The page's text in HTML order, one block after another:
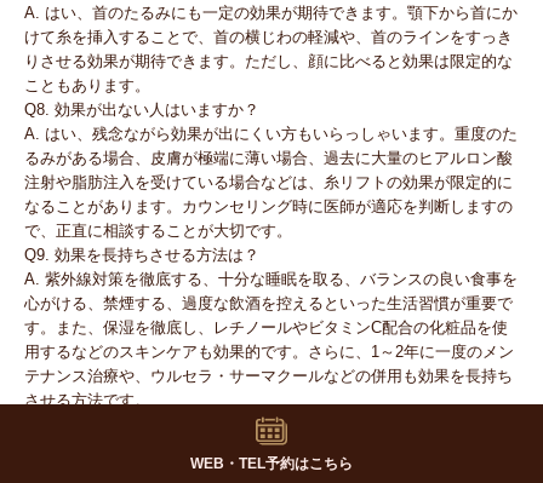
A. はい、首のたるみにも一定の効果が期待できます。顎下から首にか
けて糸を挿入することで、首の横じわの軽減や、首のラインをすっき
りさせる効果が期待できます。ただし、顔に比べると効果は限定的な
こともあります。
Q8. 効果が出ない人はいますか？
A. はい、残念ながら効果が出にくい方もいらっしゃいます。重度のた
るみがある場合、皮膚が極端に薄い場合、過去に大量のヒアルロン酸
注射や脂肪注入を受けている場合などは、糸リフトの効果が限定的に
なることがあります。カウンセリング時に医師が適応を判断しますの
で、正直に相談することが大切です。
Q9. 効果を長持ちさせる方法は？
A. 紫外線対策を徹底する、十分な睡眠を取る、バランスの良い食事を
心がける、禁煙する、過度な飲酒を控えるといった生活習慣が重要で
す。また、保湿を徹底し、レチノールやビタミンC配合の化粧品を使
用するなどのスキンケアも効果的です。さらに、1～2年に一度のメン
テナンス治療や、ウルセラ・サーマクールなどの併用も効果を長持ち
させる方法です。
Q10. 本数を増やすと効果も増えますか？
A. ある程度までは、本数を増やすことで効果も高まります。ただし、
適正範囲を超えて過度に本数を増やすと、不自然な引き上げになった
WEB・TEL予約はこちら